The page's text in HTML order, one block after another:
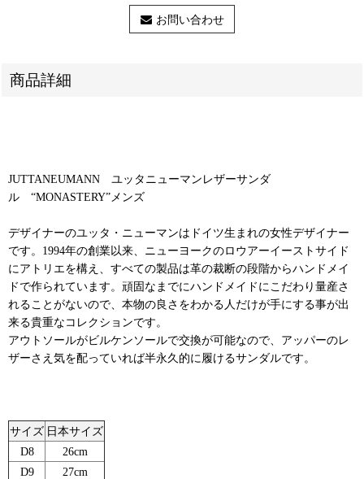
お問い合わせ
商品詳細
JUTTANEUMANN ユッタニューマンレザーサンダ
ル “MONASTERY”メンズ
デザイナーのユッタ・ニューマンはドイツ生まれの女性デザイナー
です。1994年の創業以来、ニューヨークのロウアーイーストサイド
にアトリエを構え、すべての製品は革の裁断の段階からハンドメイ
ドで作られています。頑固なまでにハンドメイドにこだわり量産さ
れることがないので、本物の良さをわかる人だけが手にする事が出
来る貴重なコレクションです。
アウトソールがビルケンソールで交換が可能なので、アッパーのレ
ザーさえ気を配っていれば半永久的に履けるサンダルです。
サイズ 日本サイズ
D8
26cm
D9
27cm